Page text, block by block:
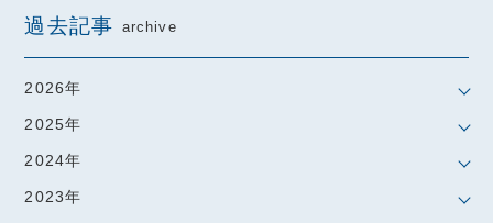
過去記事 archive
2026年
2025年
2024年
2023年